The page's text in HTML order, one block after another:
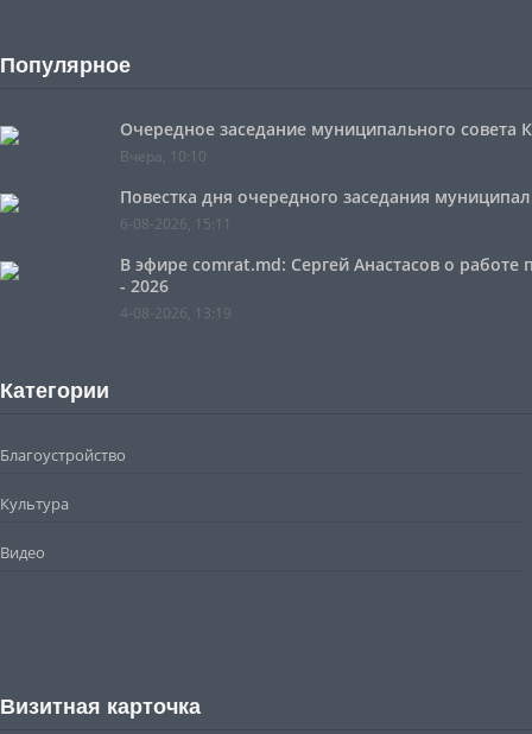
Популярное
Очередное заседание муниципального совета
Вчера, 10:10
Повестка дня очередного заседания
6-08-2026, 15:11
В эфире comrat.md: Сергей Анастасов о
- 2026
4-08-2026, 13:19
Категории
Благоустройство
Культура
Видео
Визитная карточка